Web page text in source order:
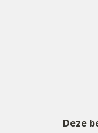
Deze